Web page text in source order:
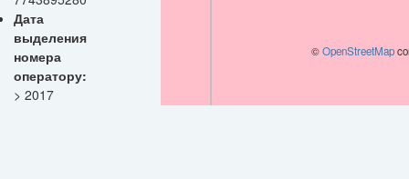
Дата
выделения
номера
оператору:
> 2017
©OpenStreetMap